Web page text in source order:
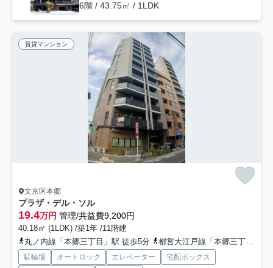
6階 / 43.75㎡ / 1LDK
賃貸マンション
文京区本郷
プラザ・デル・ソル
19.4万円 管理/共益費9,200円
40.18㎡ (1LDK) /築1年 /11階建
丸ノ内線「本郷三丁目」駅 徒歩5分
都営大江戸線「本郷三丁目」駅 徒歩4分
駐輪場 オートロック エレベーター
宅配ボックス